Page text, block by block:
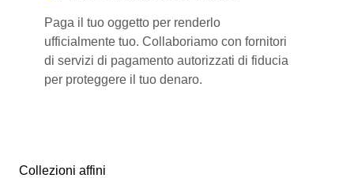
Paga il tuo oggetto per renderlo
ufficialmente tuo. Collaboriamo con fornitori
di servizi di pagamento autorizzati di fiducia
per proteggere il tuo denaro.
Collezioni affini